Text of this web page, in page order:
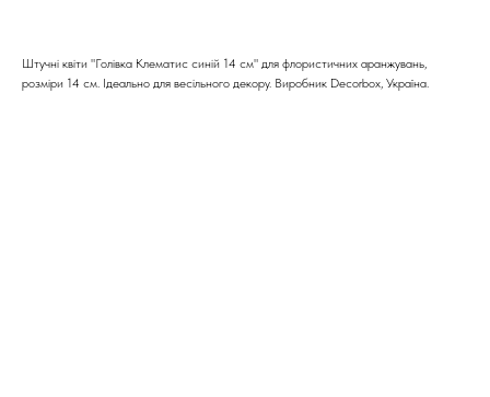
Штучні квіти "Голівка Клематис синій 14 см" для флористичних аранжувань,
розміри 14 см. Ідеально для весільного декору. Виробник Decorbox, Україна.